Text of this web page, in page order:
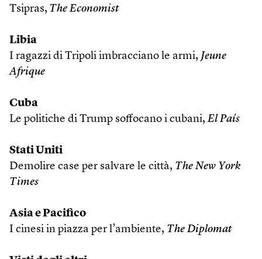
Tsipras, The Economist
Libia
I ragazzi di Tripoli imbracciano le armi, Jeune
Afrique
Cuba
Le politiche di Trump soffocano i cubani, El País
Stati Uniti
Demolire case per salvare le città, The New York
Times
Asia e Pacifico
I cinesi in piazza per l’ambiente, The Diplomat